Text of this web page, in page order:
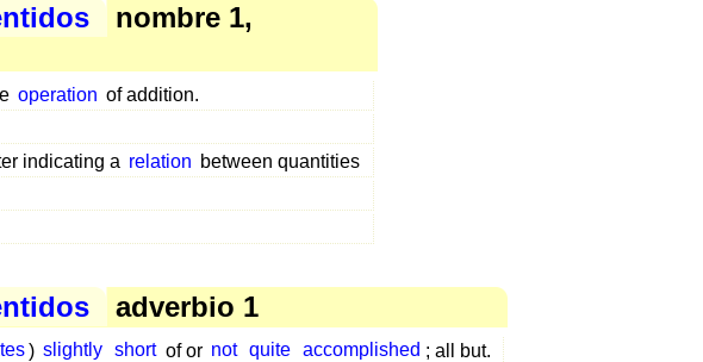
nombre 1,
operation of addition.
indicating a relation between quantities
adverbio 1
) slightly short of or not quite accomplished ; all but.